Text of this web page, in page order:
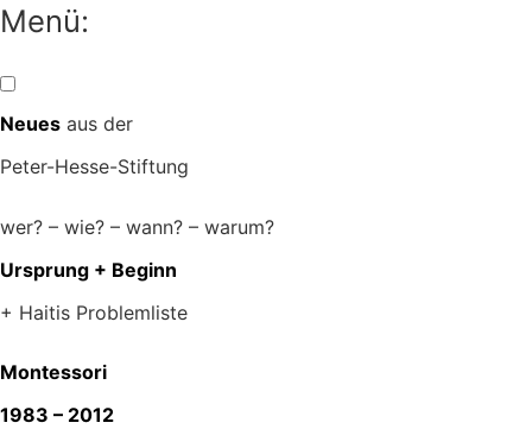
Zum
Menü:
Neues aus der
Peter-Hesse-Stiftung
wer? – wie? – wann? – warum?
Ursprung + Beginn
+ Haitis Problemliste
Montessori
1983 – 2012